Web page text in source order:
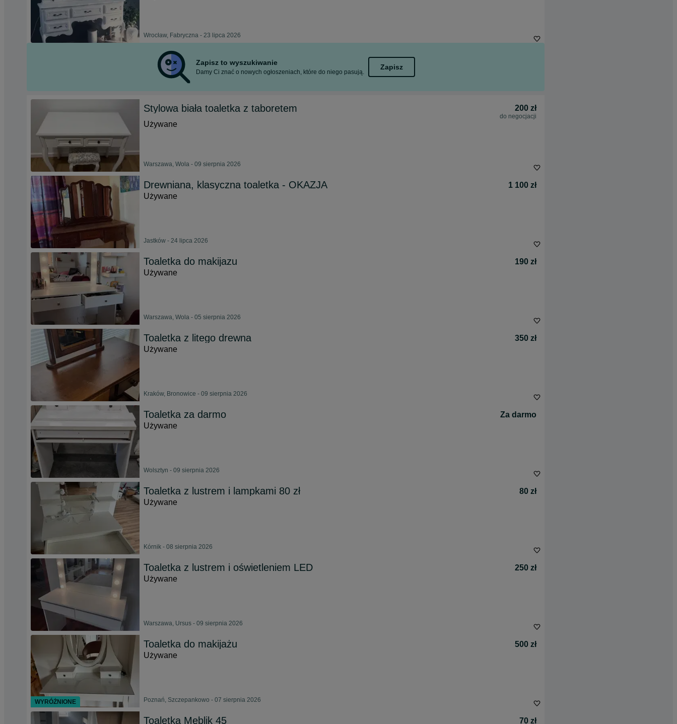
Wrocław, Fabryczna - 23 lipca 2026
Zapisz to wyszukiwanie
Damy Ci znać o nowych ogłoszeniach, które do niego pasują.
Zapisz
Stylowa biała toaletka z taboretem 200 zł
do negocjacji
Używane
Warszawa, Wola - 09 sierpnia 2026
Drewniana, klasyczna toaletka - OKAZJA
1 100 zł
Używane
Jastków - 24 lipca 2026
Toaletka do makijazu
190 zł
Używane
Warszawa, Wola - 05 sierpnia 2026
Toaletka z litego drewna
350 zł
Używane
Kraków, Bronowice - 09 sierpnia 2026
Toaletka za darmo
Za darmo
Używane
Wolsztyn - 09 sierpnia 2026
Toaletka z lustrem i lampkami 80 zł
80 zł
Używane
Kórnik - 08 sierpnia 2026
Toaletka z lustrem i oświetleniem LED
250 zł
Używane
Warszawa, Ursus - 09 sierpnia 2026
Toaletka do makijażu
500 zł
Używane
Poznań, Szczepankowo - 07 sierpnia 2026
Toaletka Meblik 45 70 zł
WYRÓŻNIONE